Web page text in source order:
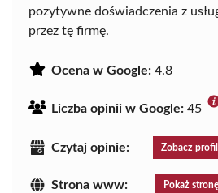
pozytywne doświadczenia z
przez tę firmę.
Ocena w Google: 4.8
Liczba opinii w Google: 45
Czytaj opinie: Zobacz profil
Strona www: Pokaż stronę